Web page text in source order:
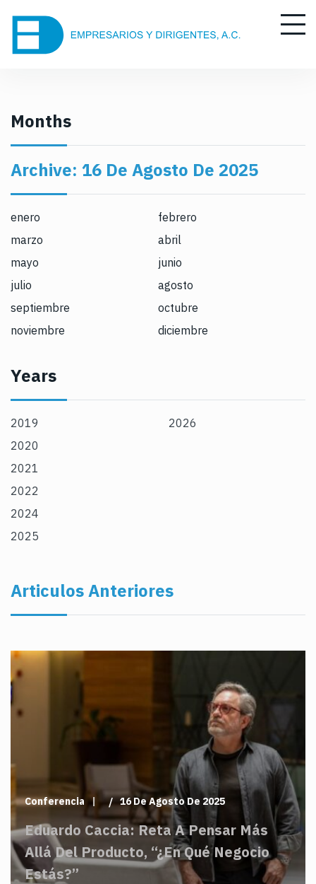
Months
Archive: 16 De Agosto De 2025
enero
febrero
marzo
abril
mayo
junio
julio
agosto
septiembre
octubre
noviembre
diciembre
Years
2019
2020
2021
2022
2024
2025
2026
Articulos Anteriores
Conferencia 16 De Agosto De 2025
Eduardo Caccia: Reta A Pensar Más
Allá Del Producto, “¿En Qué Negocio
Estás?”